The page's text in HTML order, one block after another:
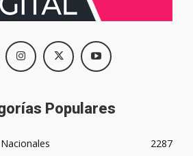
Populares
Nacionales 2287